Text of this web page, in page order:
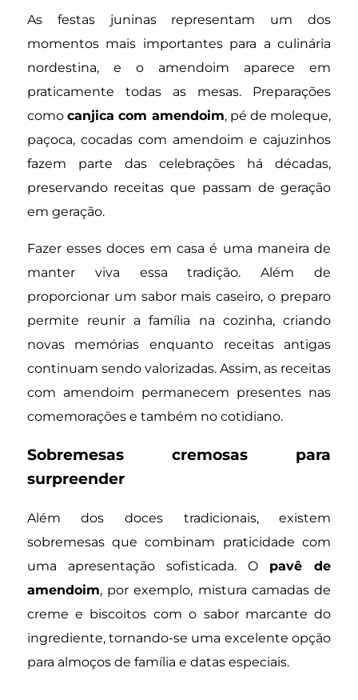
As festas juninas representam um dos
momentos mais importantes para a culinária
nordestina, e o amendoim aparece em
praticamente todas as mesas. Preparações
como canjica com amendoim, pé de moleque,
paçoca, cocadas com amendoim e cajuzinhos
fazem parte das celebrações há décadas,
preservando receitas que passam de geração
em geração.
Fazer esses doces em casa é uma maneira de
manter viva essa tradição. Além de
proporcionar um sabor mais caseiro, o preparo
permite reunir a família na cozinha, criando
novas memórias enquanto receitas antigas
continuam sendo valorizadas. Assim, as receitas
com amendoim permanecem presentes nas
comemorações e também no cotidiano.
Sobremesas cremosas para
surpreender
Além dos doces tradicionais, existem
sobremesas que combinam praticidade com
uma apresentação sofisticada. O pavê de
amendoim, por exemplo, mistura camadas de
creme e biscoitos com o sabor marcante do
ingrediente, tornando-se uma excelente opção
para almoços de família e datas especiais.